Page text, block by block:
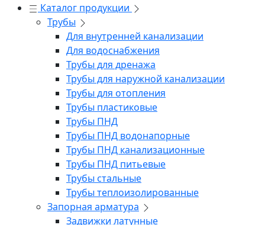
Каталог продукции
Трубы
Для внутренней канализации
Для водоснабжения
Трубы для дренажа
Трубы для наружной канализации
Трубы для отопления
Трубы пластиковые
Трубы ПНД
Трубы ПНД водонапорные
Трубы ПНД канализационные
Трубы ПНД питьевые
Трубы стальные
Трубы теплоизолированные
Запорная арматура
Задвижки латунные